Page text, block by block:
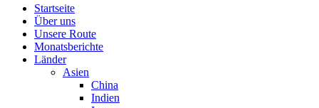
Startseite
Über uns
Unsere Route
Monatsberichte
Länder
Asien
China
Indien